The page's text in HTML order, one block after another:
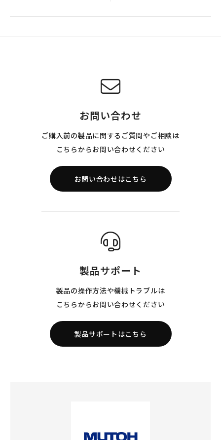
お問い合わせ
ご購入前の製品に関するご質問やご相談は
こちらからお問い合わせください
お問い合わせはこちら
製品サポート
製品の操作方法や機械トラブルは
こちらからお問い合わせください
製品サポートはこちら